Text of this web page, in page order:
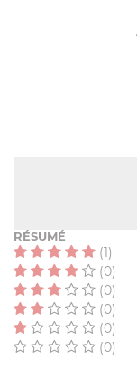
RÉSUMÉ
(1)
(0)
(0)
(0)
(0)
(0)